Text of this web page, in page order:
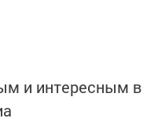
и интересным в